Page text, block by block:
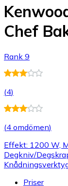
Chef
Rank 9
(4)
(4 omdömen)
Effekt: 1200 W,
Degkniv/
Priser